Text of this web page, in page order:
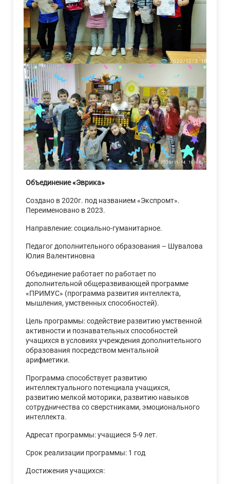
Объединение «Эврика»
Создано в 2020г. под названием «Экспромт».
Переименовано в 2023.
Направление: социально-гуманитарное.
Педагог дополнительного образования – Шувалова
Юлия Валентиновна
Объединение работает по работает по
дополнительной общеразвивающей программе
«ПРИМУС» (программа развития интеллекта,
мышления, умственных способностей).
Цель программы: содействие развитию умственной
активности и познавательных способностей
учащихся в условиях учреждения дополнительного
образования посредством ментальной
арифметики.
Программа способствует развитию
интеллектуального потенциала учащихся,
развитию мелкой моторики, развитию навыков
сотрудничества со сверстниками, эмоционального
интеллекта.
Адресат программы: учащиеся 5-9 лет.
Срок реализации программы: 1 год
Достижения учащихся: